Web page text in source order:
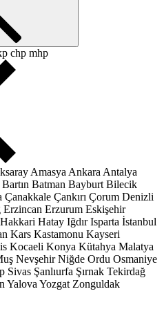
chp mhp
Amasya Ankara Antalya
Bartın Batman Bayburt Bilecik
Çanakkale Çankırı Çorum Denizli
Erzincan Erzurum Eskişehir
Hakkari Hatay Iğdır Isparta İstanbul
Kars Kastamonu Kayseri
Kocaeli Konya Kütahya Malatya
Nevşehir Niğde Ordu Osmaniye
Sivas Şanlıurfa Şırnak Tekirdağ
Yalova Yozgat Zonguldak